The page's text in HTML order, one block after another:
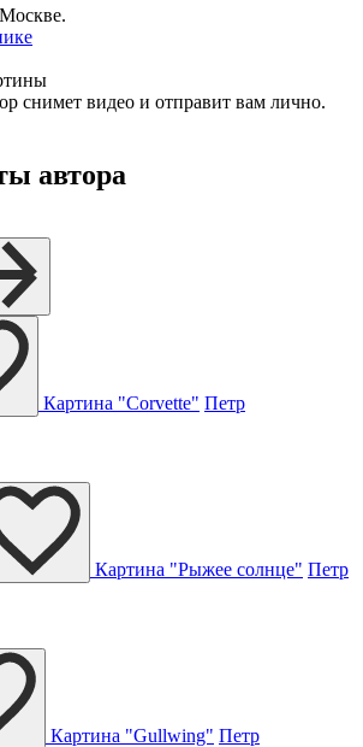
снимет видео и отправит вам лично.
автора
Картина "Corvette" Петр
Картина "Рыжее солнце" Петр
Картина "Gullwing" Петр